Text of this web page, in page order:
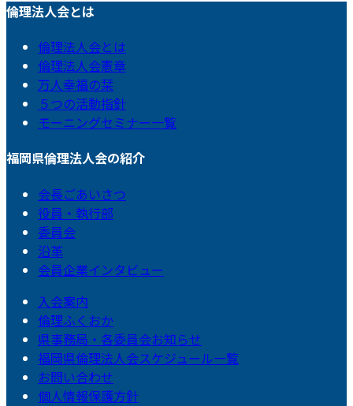
倫理法人会とは
倫理法人会とは
倫理法人会憲章
万人幸福の栞
５つの活動指針
モーニングセミナー一覧
福岡県倫理法人会の紹介
会長ごあいさつ
役員・執行部
委員会
沿革
会員企業インタビュー
入会案内
倫理ふくおか
県事務局・各委員会お知らせ
福岡県倫理法人会スケジュール一覧
お問い合わせ
個人情報保護方針